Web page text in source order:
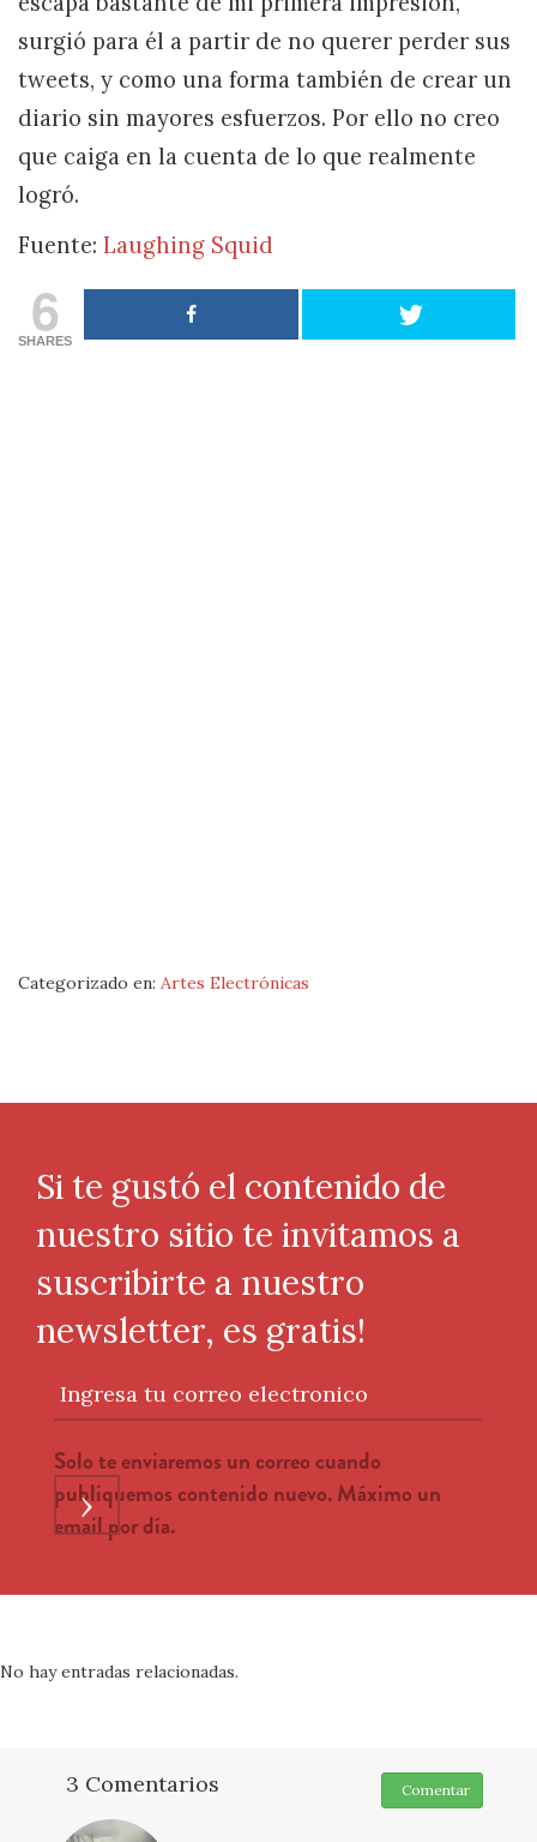
surgió para él a partir de no querer perder sus
tweets, y como una forma también de crear un
diario sin mayores esfuerzos. Por ello no creo
que caiga en la cuenta de lo que realmente
logró.
Fuente: Laughing Squid
6
SHARES
Categorizado en: Artes Electrónicas
Si te gustó el contenido de
nuestro sitio te invitamos a
suscribirte a nuestro
newsletter, es gratis!
Ingresa tu correo electronico
Solo te enviaremos un correo cuando
publiquemos contenido nuevo. Máximo un
email por día.
›
No hay entradas relacionadas.
3 Comentarios Comentar